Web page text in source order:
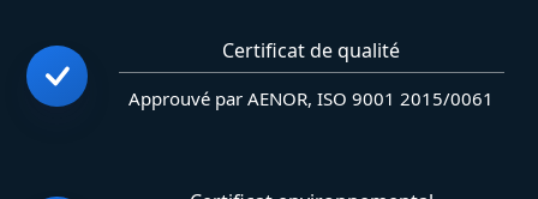
Certificat de qualité
Approuvé par AENOR, ISO 9001 2015/0061